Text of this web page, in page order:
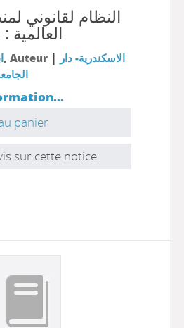
النظام لقانوني
العالمية
, Auteur | الاسكندرية- دار
panier
sur cette notice.